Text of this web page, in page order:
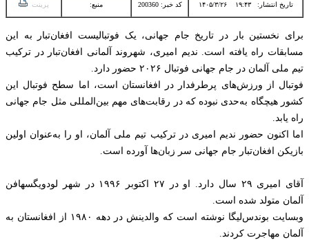
تاریخ انتشار:۱۹:۴۳ ۱۴۰۵/۳/۲۶ کد خبر: 200360 منبع: پرینت
برای نخستین بار در تاریخ جام جهانی، یک فوتبالیست افغان‌تبار به این
مسابقات راه یافته است. ندیم امیری، شهروند آلمانی افغان‌تبار در ترکیب
تیم ملی آلمان در جام جهانی فوتبال ۲۰۲۶ حضور دارد.
فوتبال از ورزش‌های پرطرفدار در افغانستان است، اما سطح فوتبال این
کشور هیچگاه به‌حدی نبوده که در رقابت‌های مهم بین‌المللی مثل جام جهانی
راه یابد.
اما اکنون حضور ندیم امیری در ترکیب تیم ملی آلمان، او را به‌عنوان اولین
بازیکن افغان‌تبار جام جهانی سر زبان‌ها آورده است.
آقای امیری ۲۹ سال دارد. او در ۲۷ اکتوبر ۱۹۹۶ در شهر لودویگسهافن
آلمان متولد شده است.
وبسایت بوندس‌لیگا نوشته است که والدینش در دهه ۱۹۸۰ از افغانستان به
آلمان مهاجرت کردند.